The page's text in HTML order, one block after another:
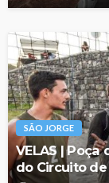
SÃO JORGE
VELAS |
do Circuito